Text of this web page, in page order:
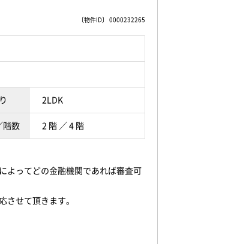
〔物件ID〕 0000232265
2LDK
階数 2 階 ／ 4 階
よってどの金融機関であれば審査可
せて頂きます。